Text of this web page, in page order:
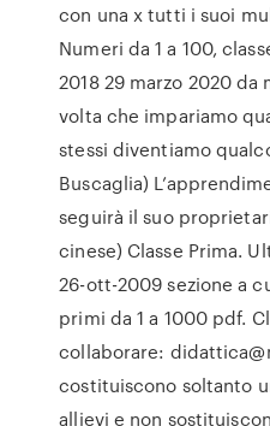
con una x tutti i suoi
Numeri da 1 a 100,
2018 29 marzo 2020 da
volta che impariamo
stessi diventiamo
Buscaglia)
seguirà il suo
cinese) Classe Prima.
26-ott-2009 sezione a
primi da 1 a 1000 pdf.
collaborare:
costituiscono soltanto
allievi e non